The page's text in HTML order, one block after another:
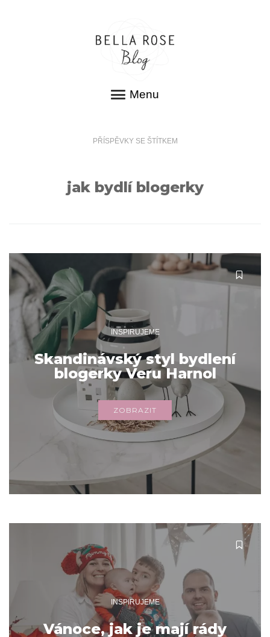
Menu
PŘÍSPĚVKY SE ŠTÍTKEM
jak bydlí blogerky
INSPIRUJEME
Skandinávský styl bydlení
blogerky Veru Harnol
ZOBRAZIT
INSPIRUJEME
Vánoce, jak je mají rády